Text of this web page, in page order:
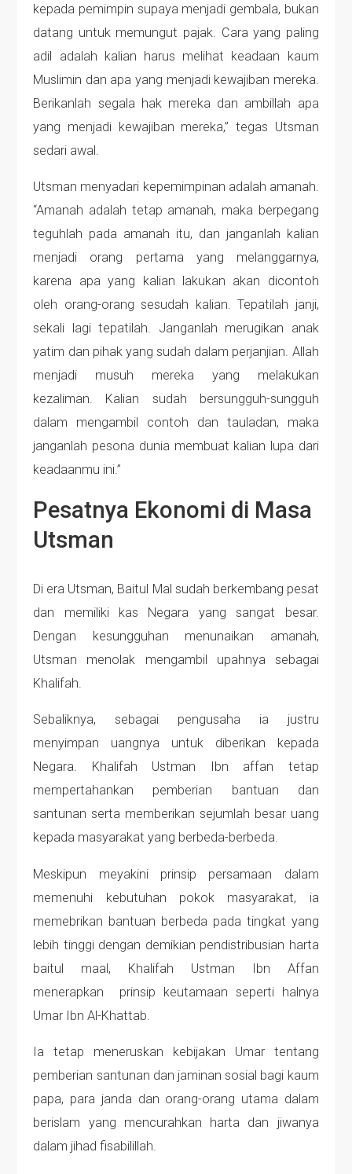
kepada pemimpin supaya menjadi gembala, bukan
datang untuk memungut pajak. Cara yang paling
adil adalah kalian harus melihat keadaan kaum
Muslimin dan apa yang menjadi kewajiban mereka.
Berikanlah segala hak mereka dan ambillah apa
yang menjadi kewajiban mereka,” tegas Utsman
sedari awal.
Utsman menyadari kepemimpinan adalah amanah.
“Amanah adalah tetap amanah, maka berpegang
teguhlah pada amanah itu, dan janganlah kalian
menjadi orang pertama yang melanggarnya,
karena apa yang kalian lakukan akan dicontoh
oleh orang-orang sesudah kalian. Tepatilah janji,
sekali lagi tepatilah. Janganlah merugikan anak
yatim dan pihak yang sudah dalam perjanjian. Allah
menjadi musuh mereka yang melakukan
kezaliman. Kalian sudah bersungguh-sungguh
dalam mengambil contoh dan tauladan, maka
janganlah pesona dunia membuat kalian lupa dari
keadaanmu ini.”
Pesatnya Ekonomi di Masa
Utsman
Di era Utsman, Baitul Mal sudah berkembang pesat
dan memiliki kas Negara yang sangat besar.
Dengan kesungguhan menunaikan amanah,
Utsman menolak mengambil upahnya sebagai
Khalifah.
Sebaliknya, sebagai pengusaha ia justru
menyimpan uangnya untuk diberikan kepada
Negara. Khalifah Ustman Ibn affan tetap
mempertahankan pemberian bantuan dan
santunan serta memberikan sejumlah besar uang
kepada masyarakat yang berbeda-berbeda.
Meskipun meyakini prinsip persamaan dalam
memenuhi kebutuhan pokok masyarakat, ia
memebrikan bantuan berbeda pada tingkat yang
lebih tinggi dengan demikian pendistribusian harta
baitul maal, Khalifah Ustman Ibn Affan
menerapkan prinsip keutamaan seperti halnya
Umar Ibn Al-Khattab.
Ia tetap meneruskan kebijakan Umar tentang
pemberian santunan dan jaminan sosial bagi kaum
papa, para janda dan orang-orang utama dalam
berislam yang mencurahkan harta dan jiwanya
dalam jihad fisabilillah.